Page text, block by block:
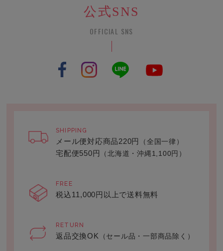
公式SNS
OFFICIAL SNS
SHIPPING
メール便対応商品220円 （全国一律）
宅配便550円 （北海道・沖縄1,100円）
FREE
税込11,000円以上で送料無料
RETURN
返品交換OK （セール品・一部商品除く）